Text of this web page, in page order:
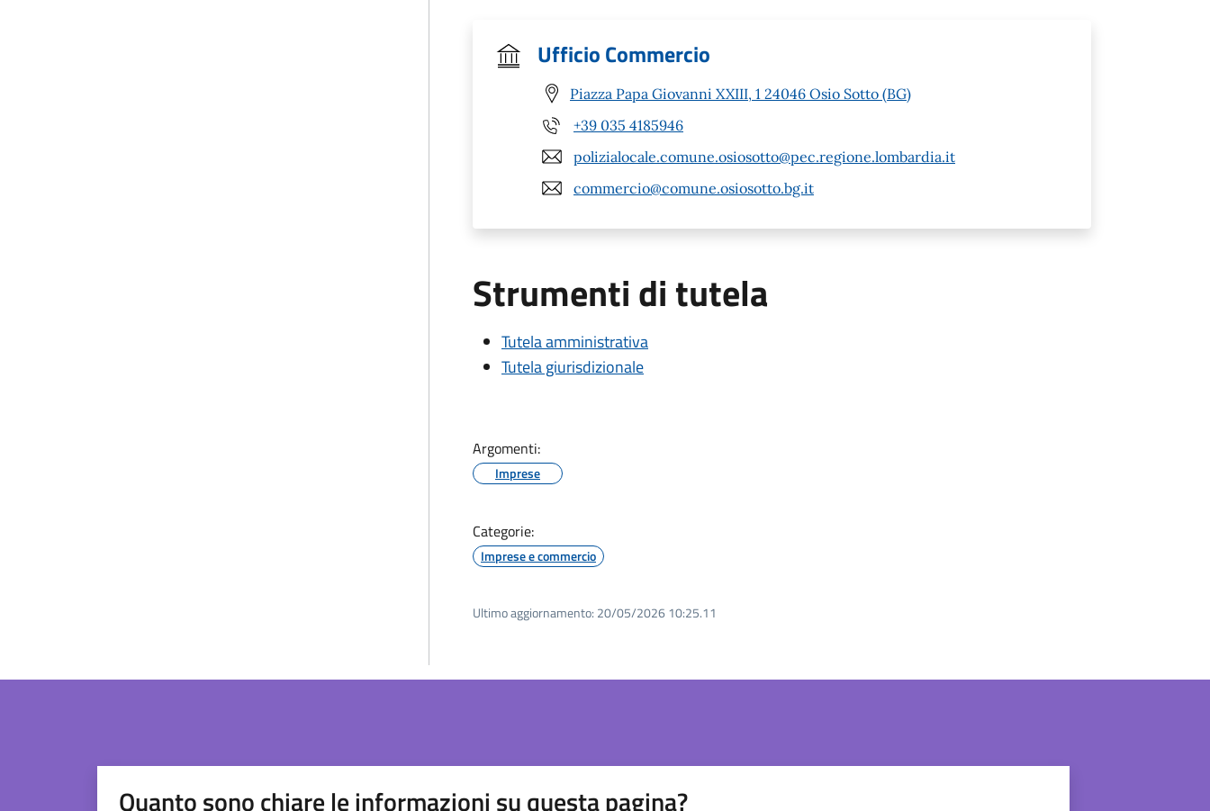
Ufficio Commercio
Piazza Papa Giovanni XXIII, 1 24046 Osio Sotto (BG)
+39 035 4185946
polizialocale.comune.osiosotto@pec.regione.lombardia.it
commercio@comune.osiosotto.bg.it
Strumenti di tutela
Tutela amministrativa
Tutela giurisdizionale
Argomenti:
Imprese
Categorie:
Imprese e commercio
Ultimo aggiornamento: 20/05/2026 10:25.11
Quanto sono chiare le informazioni su questa pagina?